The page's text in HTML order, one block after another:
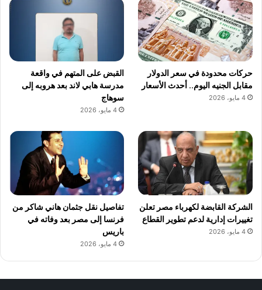
حركات محدودة في سعر الدولار
مقابل الجنيه اليوم.. أحدث الأسعار
4 مايو، 2026
القبض على المتهم في واقعة
مدرسة هابي لاند بعد هروبه إلى
سوهاج
4 مايو، 2026
الشركة القابضة لكهرباء مصر تعلن
تغييرات إدارية لدعم تطوير القطاع
4 مايو، 2026
تفاصيل نقل جثمان هاني شاكر من
فرنسا إلى مصر بعد وفاته في
باريس
4 مايو، 2026